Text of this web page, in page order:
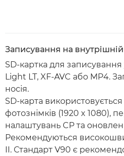
Записування на внутрішній
SD-картка для
Light LT, XF-AVC або MP4.
носія.
SD-карта
фотознімків (1920 x 1080),
налаштувань CP та
Рекомендуються
II. Стандарт V90 є